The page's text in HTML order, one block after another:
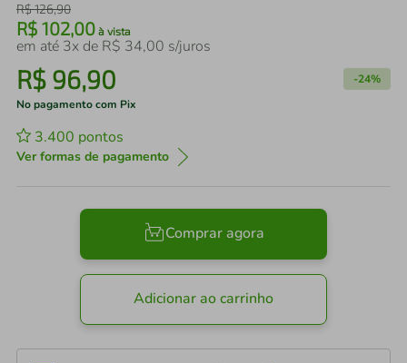
R$126,90
R$ 102,00 à vista
em até 3x de R$ 34,00 s/juros
R$ 96,90 -24%
No pagamento com Pix
3.400 pontos
Ver formas de pagamento
Comprar agora
Adicionar ao carrinho